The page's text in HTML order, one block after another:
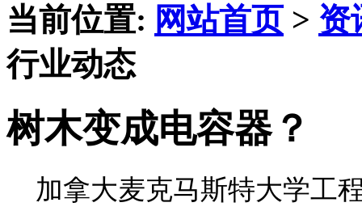
当前位置: 网站首页> 资
行业动态
树木变成电容器？
加拿大麦克马斯特大学工